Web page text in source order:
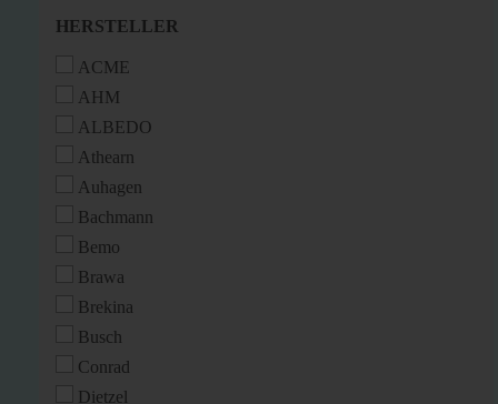
HERSTELLER
HERSTELLER
ACME
AHM
ALBEDO
Athearn
Auhagen
Bachmann
Bemo
Brawa
Brekina
Busch
Conrad
Dietzel